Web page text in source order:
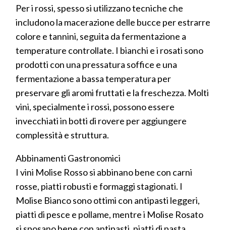
Per i rossi, spesso si utilizzano tecniche che
includono la macerazione delle bucce per estrarre
colore e tannini, seguita da fermentazione a
temperature controllate. I bianchi e i rosati sono
prodotti con una pressatura soffice e una
fermentazione a bassa temperatura per
preservare gli aromi fruttati e la freschezza. Molti
vini, specialmente i rossi, possono essere
invecchiati in botti di rovere per aggiungere
complessità e struttura.
Abbinamenti Gastronomici
I vini Molise Rosso si abbinano bene con carni
rosse, piatti robusti e formaggi stagionati. I
Molise Bianco sono ottimi con antipasti leggeri,
piatti di pesce e pollame, mentre i Molise Rosato